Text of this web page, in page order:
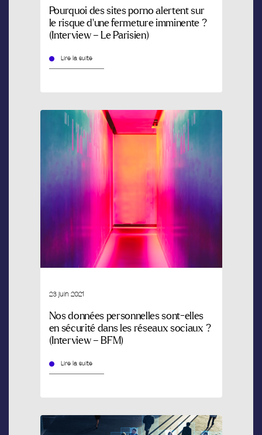
Pourquoi des sites porno alertent sur
le risque d’une fermeture imminente ?
(Interview – Le Parisien)
Lire la suite
23 juin 2021
Nos données personnelles sont-elles
en sécurité dans les réseaux sociaux ?
(Interview – BFM)
Lire la suite